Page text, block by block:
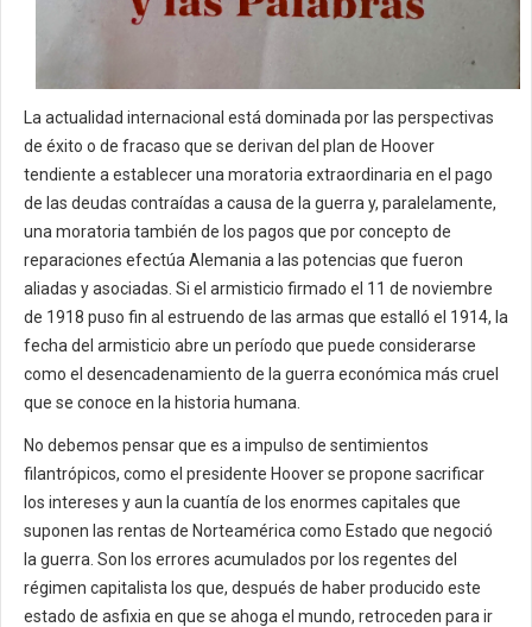
La actualidad internacional está dominada por las perspectivas
de éxito o de fracaso que se derivan del plan de Hoover
tendiente a establecer una moratoria extraordinaria en el pago
de las deudas contraídas a causa de la guerra y, paralelamente,
una moratoria también de los pagos que por concepto de
reparaciones efectúa Alemania a las potencias que fueron
aliadas y asociadas. Si el armisticio firmado el 11 de noviembre
de 1918 puso fin al estruendo de las armas que estalló el 1914, la
fecha del armisticio abre un período que puede considerarse
como el desencadenamiento de la guerra económica más cruel
que se conoce en la historia humana.
No debemos pensar que es a impulso de sentimientos
filantrópicos, como el presidente Hoover se propone sacrificar
los intereses y aun la cuantía de los enormes capitales que
suponen las rentas de Norteamérica como Estado que negoció
la guerra. Son los errores acumulados por los regentes del
régimen capitalista los que, después de haber producido este
estado de asfixia en que se ahoga el mundo, retroceden para ir